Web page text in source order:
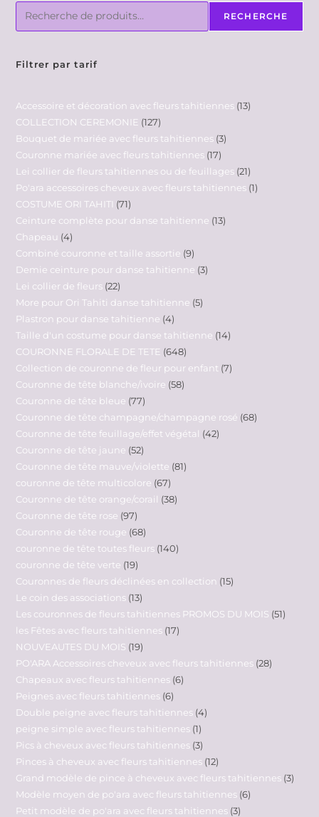
RECHERCHE
Filtrer par tarif
Accessoire et décoration avec fleurs tahitiennes 13
COLLECTION CEREMONIE 127
Bouquet de mariée avec fleurs tahitiennes 3
Couronne mariée avec fleurs tahitiennes 17
Lei collier de fleurs tahitiennes ou de feuillages 21
Po'ara accessoires cheveux avec fleurs tahitiennes 1
COSTUME ORI TAHITI
71
Ceinture complète pour danse tahitienne 13
Chapeau 4
Combiné couronne et taille assortie 9
Demie ceinture pour danse tahitienne 3
Lei collier de fleurs 22
More pour Ori Tahiti danse tahitienne 5
Plastron pour danse tahitienne 4
Taille d'un costume pour danse tahitienne 14
COURONNE FLORALE DE TETE 648
Collection de couronne de fleur pour enfant 7
Couronne de tête blanche/ivoire 58
Couronne de tête bleue 77
Couronne de tête champagne/champagne rosé 68
Couronne de tête feuillage/effet végétal 42
Couronne de tête jaune 52
Couronne de tête mauve/violette 81
couronne de tête multicolore 67
Couronne de tête orange/corail 38
Couronne de tête rose 97
Couronne de tête rouge 68
couronne de tête toutes fleurs 140
couronne de tête verte 19
Couronnes de fleurs déclinées en collection 15
Le coin des associations 13
Les couronnes de fleurs tahitiennes PROMOS DU MOIS 51
les Fêtes avec fleurs tahitiennes 17
NOUVEAUTES DU MOIS 19
PO'ARA Accessoires cheveux avec fleurs tahitiennes 28
Chapeaux avec fleurs tahitiennes 6
Peignes avec fleurs tahitiennes 6
Double peigne avec fleurs tahitiennes 4
peigne simple avec fleurs tahitiennes 1
Pics à cheveux avec fleurs tahitiennes 3
Pinces à cheveux avec fleurs tahitiennes 12
Grand modèle de pince à cheveux avec fleurs tahitiennes 3
Modèle moyen de po'ara avec fleurs tahitiennes 6
Petit modèle de po'ara avec fleurs tahitiennes 3